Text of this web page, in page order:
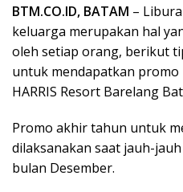
BTM.CO.ID, BATAM –
keluarga merupakan hal
oleh setiap orang, berikut
untuk mendapatkan
HARRIS Resort Barelang
Promo akhir tahun untuk
dilaksanakan saat jauh-
bulan Desember.